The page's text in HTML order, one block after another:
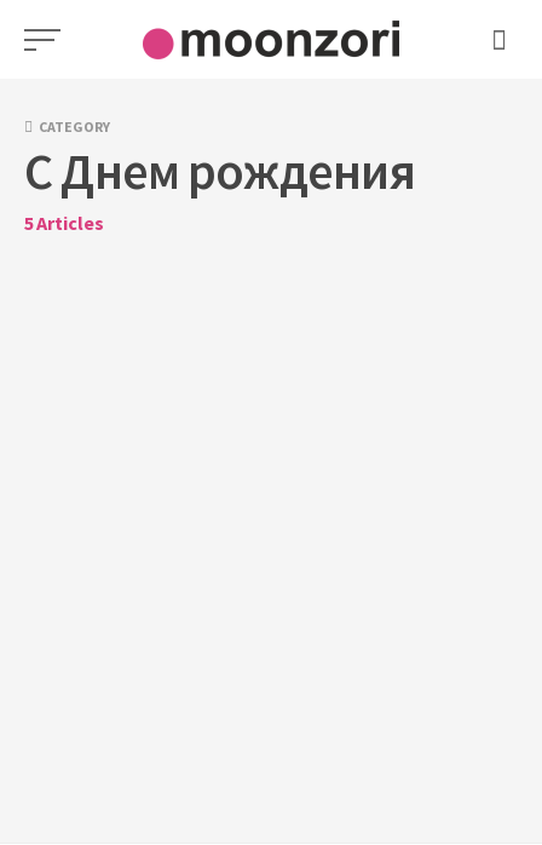
CATEGORY
С Днем рождения
5Articles